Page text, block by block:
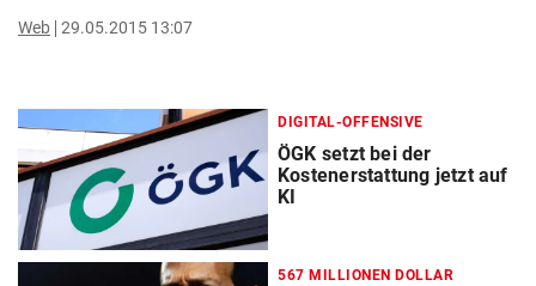
Web 29.05.2015 13:07
DIGITAL-OFFENSIVE
ÖGK setzt bei der
Kostenerstattung jetzt auf
KI
567 MILLIONEN DOLLAR